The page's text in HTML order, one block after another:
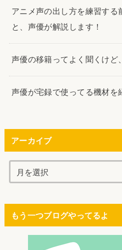
アニメ声の出し方を練習する
と、声優が解説します！
声優の移籍ってよく聞くけど
声優が宅録で使ってる機材を
アーカイブ
もう一つブログやってるよ